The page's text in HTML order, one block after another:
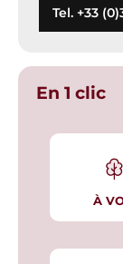
Tel. +33
En 1 clic
À